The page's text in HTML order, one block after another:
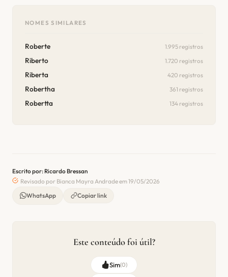
NOMES SIMILARES
Roberte 1.995 registros
Riberto 1.720 registros
Riberta 420 registros
Robertha 361 registros
Robertta 134 registros
Escrito por: Ricardo Bressan
Revisado por Bianca Mayra Andrade em 19/05/2026
WhatsApp
Copiar link
Este conteúdo foi útil?
Sim(0)